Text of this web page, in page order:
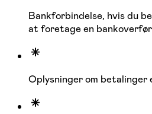
Bankforbindelse, hvis du
at foretage en
Oplysninger om betalinger